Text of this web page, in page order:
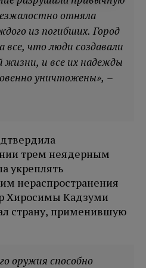
отняла
из погибших. Город
что люди создавали
жизни, и все их надежды
уничтожены», –
трем неядерным
укреплять
нераспространения
Хиросимы Кадзуми
страну, применившую
оружия способно